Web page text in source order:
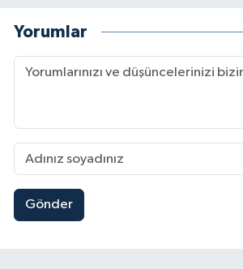
Yorumlar
Gönder